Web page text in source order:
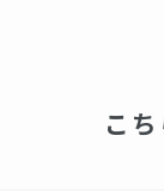
こ